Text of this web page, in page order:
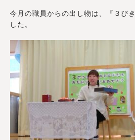
今月の職員からの出し物は、『３び
した。